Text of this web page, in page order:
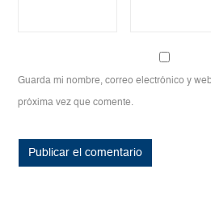
Guarda mi nombre, correo electrónico y
próxima vez que comente.